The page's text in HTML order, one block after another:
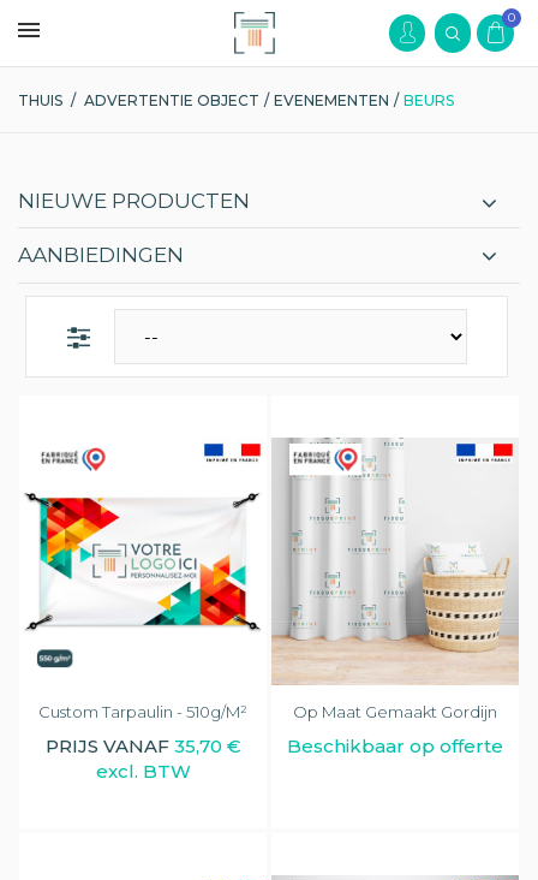
0
THUIS / ADVERTENTIE OBJECT / EVENEMENTEN / BEURS
NIEUWE PRODUCTEN
AANBIEDINGEN
Custom Tarpaulin - 510g/m²
PRIJS VANAF 35,70 €
excl. BTW
Op Maat Gemaakt Gordijn
Beschikbaar op offerte